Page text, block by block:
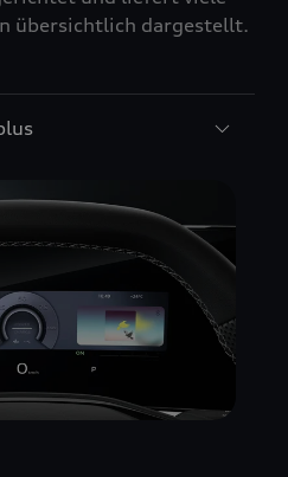
übersichtlich dargestellt.